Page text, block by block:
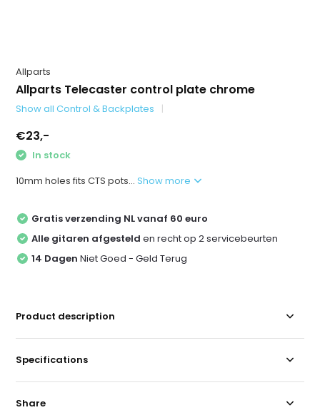
Allparts
Allparts Telecaster control plate chrome
Show all Control & Backplates
€23,-
In stock
10mm holes fits CTS pots...Show more
Gratis verzending NL vanaf 60 euro
Alle gitaren afgesteld en recht op 2 servicebeurten
14 Dagen Niet Goed - Geld Terug
Product description
Specifications
Share